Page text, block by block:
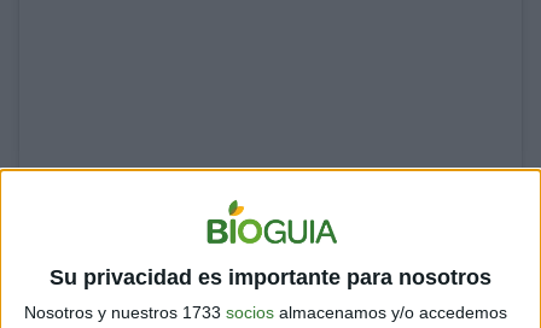
Su privacidad es importante para nosotros
Nosotros y nuestros 1733 socios almacenamos y/o accedemos
A post shared by Oakland Zoo (@oaklandzoo)